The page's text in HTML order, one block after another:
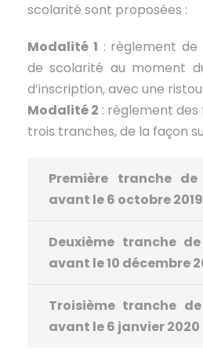
scolarité sont proposées :
Modalité 1 : règlement
de scolarité au moment
d’inscription, avec une
Modalité 2 : règlement
trois tranches, de la façon
Première tranche
avant le 6 octobre 2019
Deuxième tranche
avant le 10 décembre
Troisième tranche
avant le 6 janvier 2020